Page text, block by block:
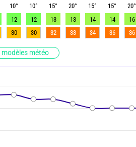
météo
10° 10° 15° 20° 15° 15° 20°
12 12 13 13 14 14 16
30 30 32 33 34 36 36